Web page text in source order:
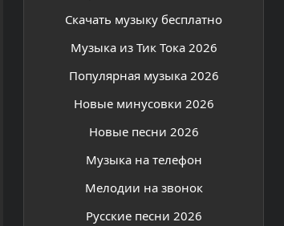
Скачать музыку бесплатно
Музыка из Тик Тока 2026
Популярная музыка 2026
Новые минусовки 2026
Новые песни 2026
Музыка на телефон
Мелодии на звонок
Русские песни 2026